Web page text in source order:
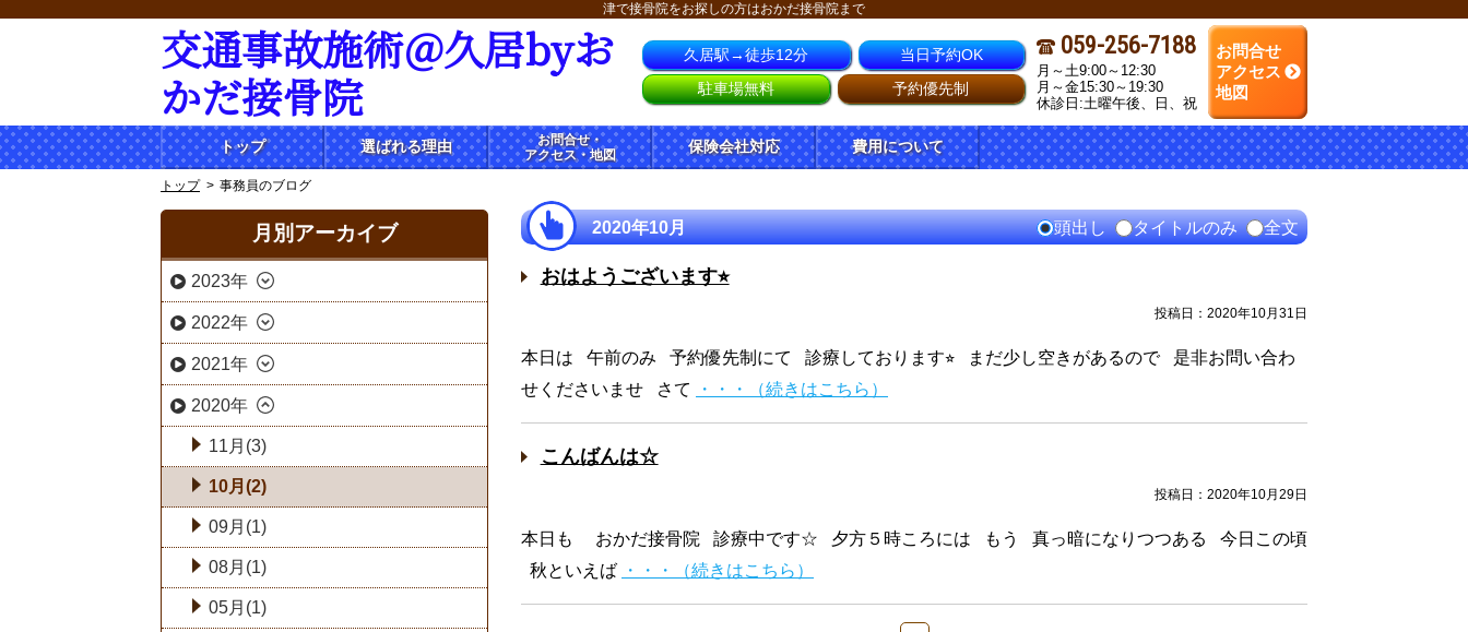
津で接骨院をお探しの方はおかだ接骨院まで
交通事故施術＠久居byお
かだ接骨院
久居駅→徒歩12分
当日予約OK
駐車場無料
予約優先制
059-256-7188
月～土9:00～12:30
月～金15:30～19:30
休診日:土曜午後、日、祝
お問合せ
アクセス
地図
トップ 選ばれる理由
お問合せ・
アクセス・地図
保険会社対応 費用について
トップ 事務員のブログ
2020年10月 頭出し タイトルのみ 全文
おはようございます⭐︎
投稿日：2020年10月31日
本日は 午前のみ 予約優先制にて 診療しております⭐︎ まだ少し空きがあるので 是非お問い合わ
せくださいませ さて
・・・（続きはこちら）
こんばんは☆
投稿日：2020年10月29日
本日も おかだ接骨院 診療中です☆ 夕方５時ころには もう 真っ暗になりつつある 今日この頃
秋といえば
・・・（続きはこちら）
月別アーカイブ
2023年
2022年
2021年
2020年
11月(3)
10月(2)
09月(1)
08月(1)
05月(1)